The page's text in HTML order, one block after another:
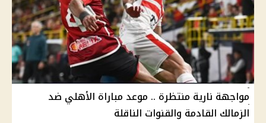
مواجهة نارية منتظرة .. موعد مباراة الأهلي ضد
الزمالك القادمة والقنوات الناقلة